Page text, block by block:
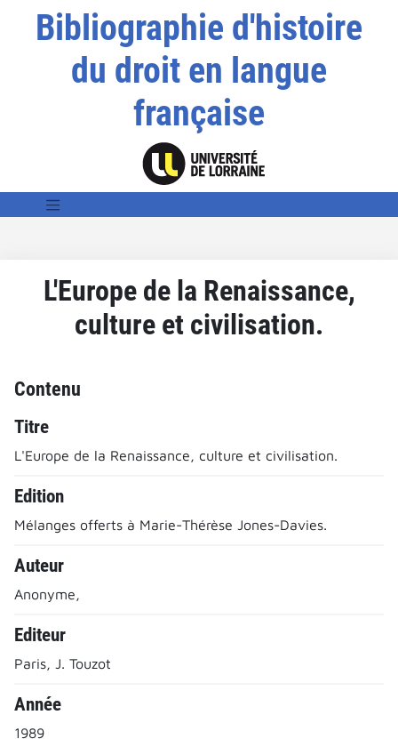
Bibliographie d'histoire
du droit en langue
française
L'Europe de la Renaissance,
culture et civilisation.
Contenu
Titre
L'Europe de la Renaissance, culture et civilisation.
Edition
Mélanges offerts à Marie-Thérèse Jones-Davies.
Auteur
Anonyme,
Editeur
Paris, J. Touzot
Année
1989